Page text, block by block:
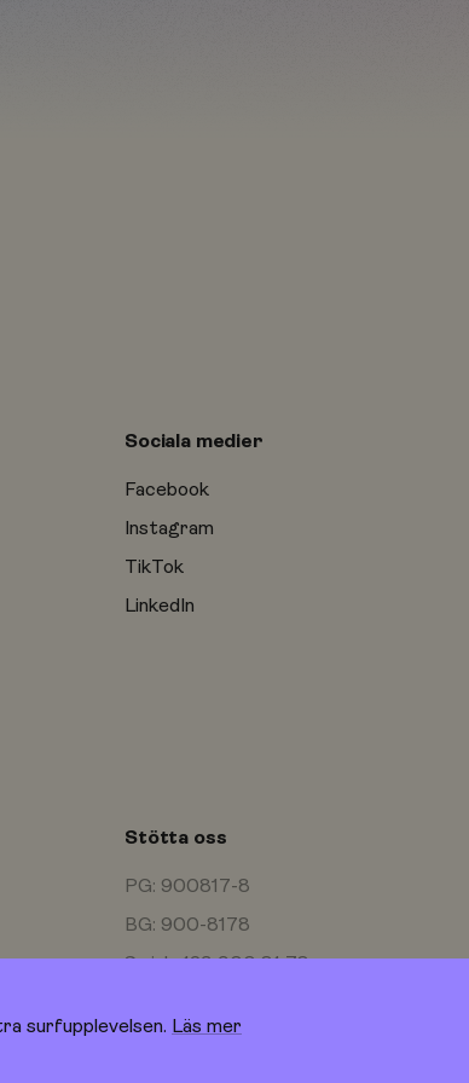
surfupplevelsen. Läs mer
Sociala medier
Facebook
Instagram
TikTok
LinkedIn
Stötta oss
PG: 900817-8
BG: 900-8178
Swish: 123 900 81 78